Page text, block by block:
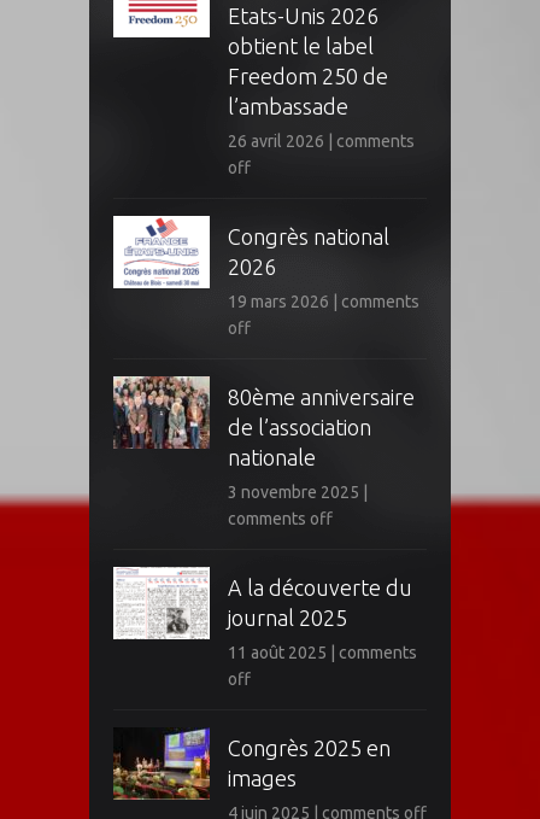
Etats-Unis 2026
obtient le label
Freedom 250 de
l’ambassade
26 avril 2026
comments
off
Congrès national
2026
19 mars 2026
comments
off
80ème anniversaire
de l’association
nationale
3 novembre 2025
comments off
A la découverte du
journal 2025
11 août 2025
comments
off
Congrès 2025 en
images
4 juin 2025 comments off